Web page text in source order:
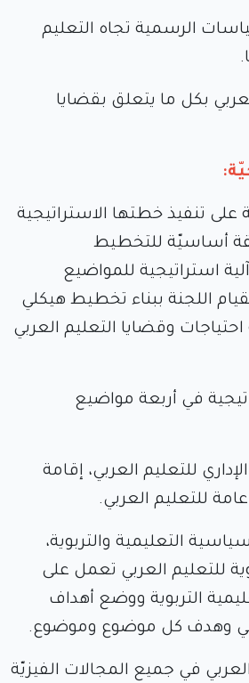
الرسمية تجاه التعليم
بكل ما يتعلق بقضايا
على تنفيذ خطتها الاستراتيجية
أساسيّة للتخطيط
استراتيجية للمواضيع
اللجنة ببناء تخطيط هيكلي
وقضايا التعليم العربي
في أربعة مواضيع
للتعليم العربي، إقامة
عامة للتعليم العربي.
التعليمية والتربوية،
للتعليم العربي تعمل على
التربوية ووضع أهداف
وهدف كل موضوع وموضوع.
في جميع المجالات الفيزيّة